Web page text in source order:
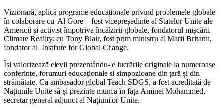
Vizionară, aplică programe educaționale privind problemele globale
în colaborare cu Al Gore – fost vicepreședinte al Statelor Unite ale
Americii și activist împotriva încălzirii globale, fondatorul mișcării
Climate Reality; cu Tony Blair, fost prim ministru al Marii Britanii,
fondator al Institute for Global Change.
Își valorizează elevii prezentându-le lucrările originale la numeroase
conferințe, forumuri educaționale și simpozioane din țară și din
străinătate. Ca ambasador global Teach SDGS, a fost acreditată de
Națiunile Unite să-și prezinte munca în fața Aminei Mohammed,
secretar general adjunct al Națiunilor Unite.